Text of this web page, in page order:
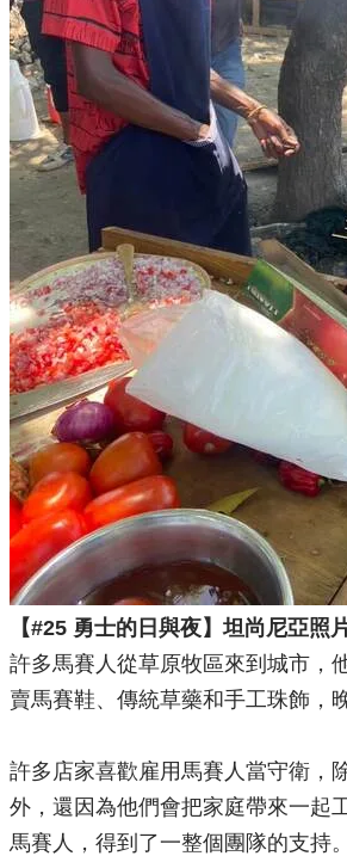
【#25 勇士的日與夜】坦尚尼亞照
許多馬賽人從草原牧區來到城市，
賣馬賽鞋、傳統草藥和手工珠飾，
許多店家喜歡雇用馬賽人當守衛，
外，還因為他們會把家庭帶來一起
馬賽人，得到了一整個團隊的支持。